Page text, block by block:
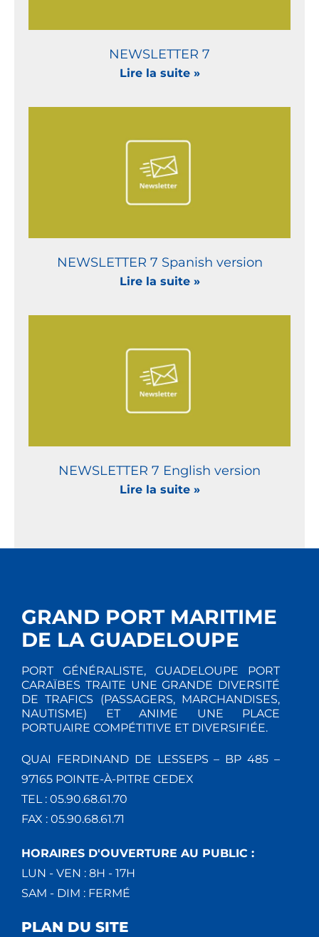
NEWSLETTER 7
Lire la suite »
NEWSLETTER 7 Spanish version
Lire la suite »
NEWSLETTER 7 English version
Lire la suite »
GRAND PORT MARITIME
DE LA GUADELOUPE
PORT GÉNÉRALISTE, GUADELOUPE PORT
CARAÏBES TRAITE UNE GRANDE DIVERSITÉ
DE TRAFICS (PASSAGERS, MARCHANDISES,
NAUTISME) ET ANIME UNE PLACE
PORTUAIRE COMPÉTITIVE ET DIVERSIFIÉE.
QUAI FERDINAND DE LESSEPS – BP 485 –
97165 POINTE-À-PITRE CEDEX
TEL : 05.90.68.61.70
FAX : 05.90.68.61.71
HORAIRES D'OUVERTURE AU PUBLIC :
LUN - VEN : 8H - 17H
SAM - DIM : FERMÉ
PLAN DU SITE